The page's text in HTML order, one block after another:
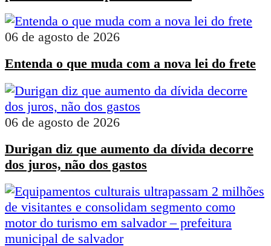
06 de agosto de 2026
Entenda o que muda com a nova lei do frete
06 de agosto de 2026
Durigan diz que aumento da dívida decorre
dos juros, não dos gastos